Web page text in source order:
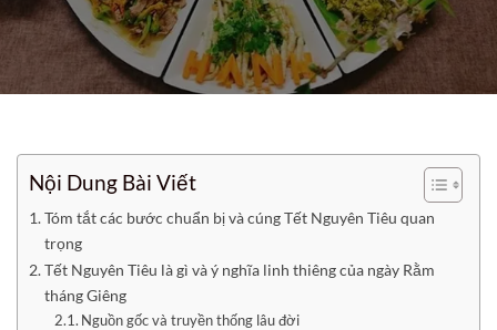
Nội Dung Bài Viết
Tóm tắt các bước chuẩn bị và cúng Tết Nguyên Tiêu quan
trọng
Tết Nguyên Tiêu là gì và ý nghĩa linh thiêng của ngày Rằm
tháng Giêng
Nguồn gốc và truyền thống lâu đời